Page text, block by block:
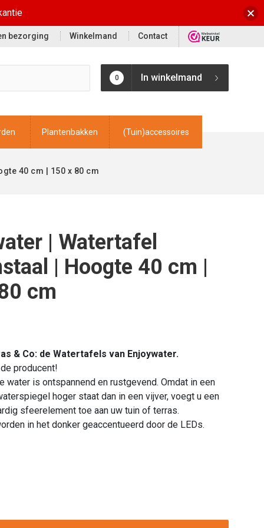
bezorging Winkelmand Contact
0 In winkelmand
Plantenbakken (Tuin)accessoires
40 cm | 150 x 80 cm
| Watertafel
| Hoogte 40 cm |
cm
& Co: de Watertafels van Enjoywater.
producent!
water is ontspannend en rustgevend. Omdat in een
hoger staat dan in een vijver, voegt u een
sfeerelement toe aan uw tuin of terras.
in het donker geaccentueerd door de LEDs.